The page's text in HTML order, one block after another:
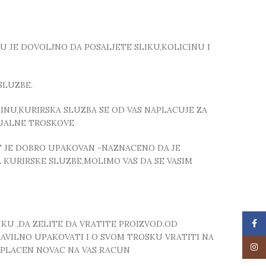
JE DOVOLJNO DA POSALJETE SLIKU,KOLICINU I
SLUZBA SE OD VAS NAPLACUJE ZA
TROSKOVE
DOBRO UPAKOVAN -NAZNACENO DA JE
SLUZBE,MOLIMO VAS DA SE VASIM
,DA ZELITE DA VRATITE PROIZVOD.OD
UPAKOVATI I O SVOM TROSKU VRATITI NA
NOVAC NA VAS RACUN